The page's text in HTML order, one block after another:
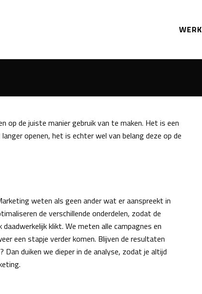
WERK
op de juiste manier gebruik van te maken. Het is een
openen, het is echter wel van belang deze op de
weten als geen ander wat er aanspreekt in
de verschillende onderdelen, zodat de
klikt. We meten alle campagnes en
een stapje verder komen. Blijven de resultaten
duiken we dieper in de analyse, zodat je altijd